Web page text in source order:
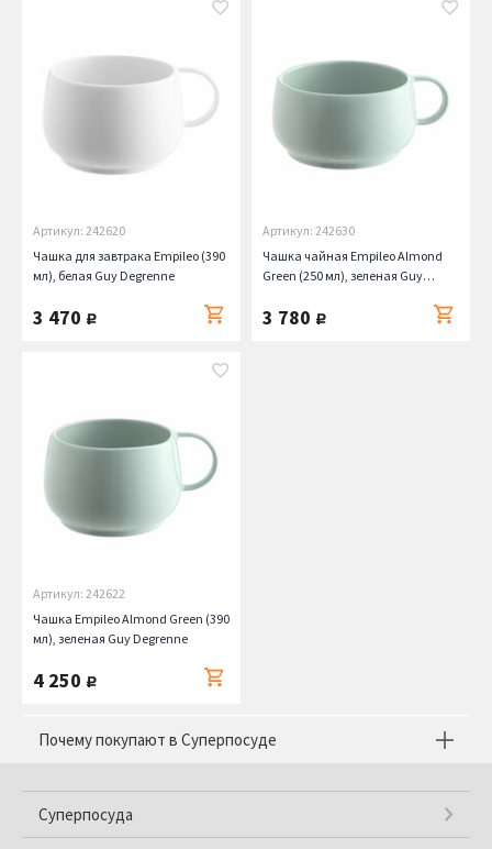
Артикул: 242620
Чашка для завтрака Empileo (390
мл), белая Guy Degrenne
3 470 руб.
Артикул: 242630
Чашка чайная Empileo Almond
Green (250 мл), зеленая Guy
3 780 руб.
Артикул: 242622
Чашка Empileo Almond Green (390
мл), зеленая Guy Degrenne
4 250 руб.
Почему покупают в Суперпосуде
Суперпосуда